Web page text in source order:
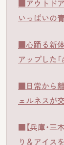
■アウトドア
いっぱいの
■心踊る新体
アップした「
■日常から
ェルネスが
■【兵庫・三
り＆アイス